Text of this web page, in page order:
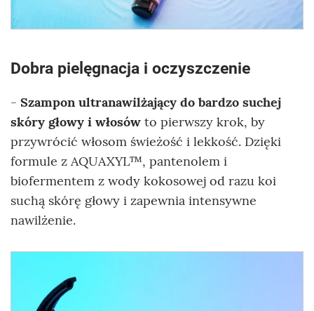
Dobra pielęgnacja i oczyszczenie
- Szampon ultranawilżający do bardzo suchej
skóry głowy i włosów to pierwszy krok, by
przywrócić włosom świeżość i lekkość. Dzięki
formule z AQUAXYL™, pantenolem i
biofermentem z wody kokosowej od razu koi
suchą skórę głowy i zapewnia intensywne
nawilżenie.